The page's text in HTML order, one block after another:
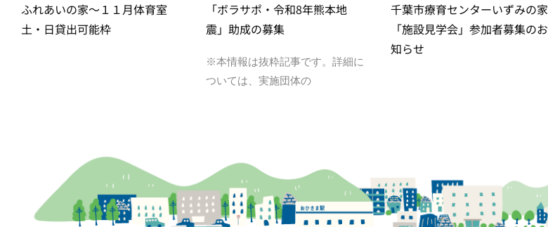
ふれあいの家～１１月体育室
土・日貸出可能枠
「ボラサポ・令和8年熊本地
震」助成の募集
※本情報は抜粋記事です。詳細に
ついては、実施団体の
千葉市療育センターいずみの家
「施設見学会」参加者募集のお
知らせ